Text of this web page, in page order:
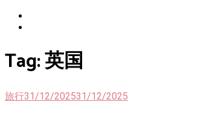
Tag:英国
旅行31/12/202531/12/2025